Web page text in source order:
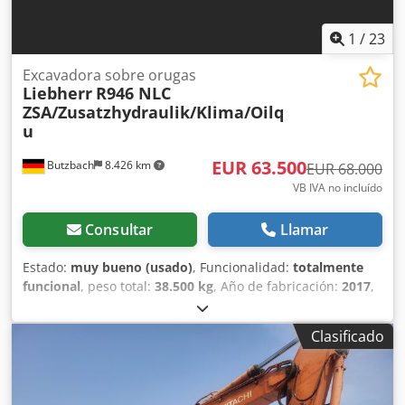
1 /23
Butzbach 8.426 km
Excavadora sobre orugas
Liebherr R946 NLC
ZSA/Zusatzhydraulik/Klima/Oilq
u
EUR 63.500EUR 68.000
VB IVA no incluído
Consultar Llamar
Estado: muy bueno (usado), Funcionalidad: totalmente
funcional, peso total: 38.500 kg, Año de fabricación: 2017,
13.345 h
dispositivo de cambio rápido, Liebherr R946 NLC
ZSA/Sistema hidráulico adicional/Climatización/Oilquick
OQ80 • Fabricante: Liebherr • Modelo: R946 NLC • Año de
fabricación: 2017 • Horas de funcionamiento: 13.345 h •
Peso: 38.500 kg • Cucharón: 1,50 metros de ancho, con
Clasificado